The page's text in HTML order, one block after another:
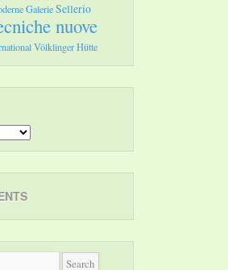
GalerieSellerio
nuove
Völklinger Hütte